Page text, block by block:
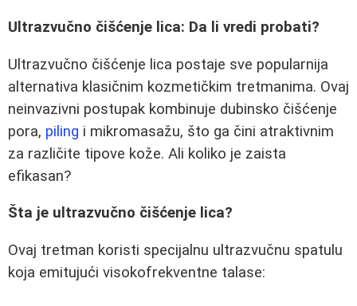
Ultrazvučno čišćenje lica: Da li vredi probati?
Ultrazvučno čišćenje lica postaje sve popularnija
alternativa klasičnim kozmetičkim tretmanima. Ovaj
neinvazivni postupak kombinuje dubinsko čišćenje
pora, piling i mikromasažu, što ga čini atraktivnim
za različite tipove kože. Ali koliko je zaista
efikasan?
Šta je ultrazvučno čišćenje lica?
Ovaj tretman koristi specijalnu ultrazvučnu spatulu
koja emitujući visokofrekventne talase: